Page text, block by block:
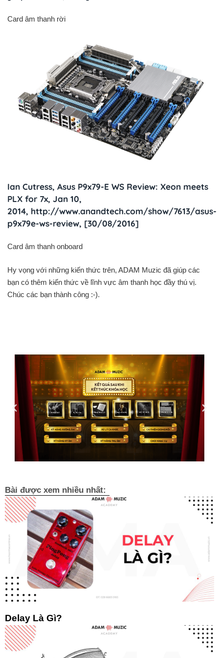
Card âm thanh rời
Ian Cutress, Asus P9x79-E WS Review: Xeon meets
PLX for 7x, Jan 10,
2014, http://www.anandtech.com/show/7613/asus-
p9x79e-ws-review, [30/08/2016]
Card âm thanh onboard
Hy vọng với những kiến thức trên, ADAM Muzic đã giúp các
bạn có thêm kiến thức về lĩnh vực âm thanh học đầy thú vị.
Chúc các bạn thành công :-).
Bài được xem nhiều nhất:
Delay Là Gì?